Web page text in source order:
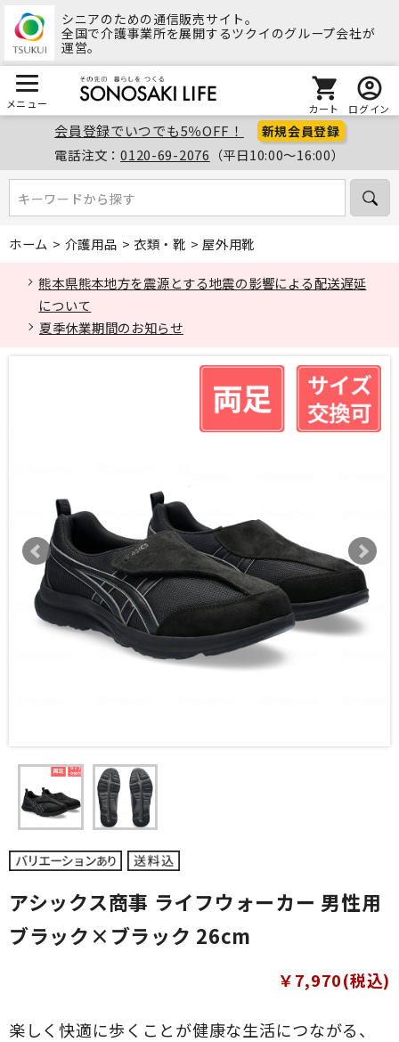
シニアのための通信販売サイト。
全国で介護事業所を展開するツクイのグループ会社が
運営。
メニュー カート ログイン
会員登録でいつでも5％OFF！ 新規会員登録
電話注文：0120-69-2076 （平日10:00～16:00）
キーワードから探す
キーワードから探す
ホーム > 介護用品 > 衣類・靴 > 屋外用靴
熊本県熊本地方を震源とする地震の影響による配送遅延
について
夏季休業期間のお知らせ
アシックス商事 ライフウォーカー 男性用
ブラック×ブラック 26cm
楽しく快適に歩くことが健康な生活につながる、
￥7,970(税込)